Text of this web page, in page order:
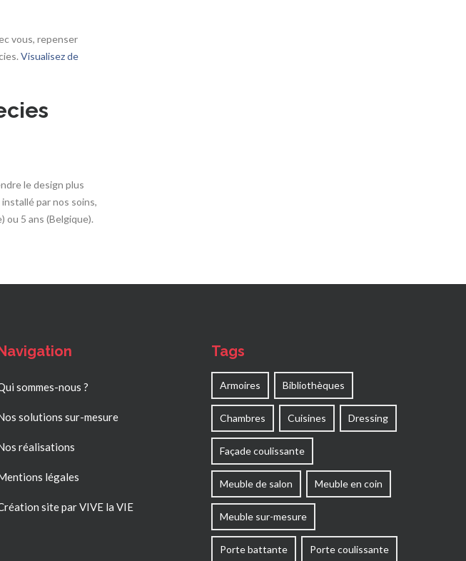
vous, repenser
Visualisez de
le design plus
par nos soins,
ou 5 ans (Belgique).
Navigation
sommes-nous ?
solutions sur-mesure
réalisations
légales
site par VIVE la VIE
Tags
Armoires Bibliothèques
Chambres Cuisines Dressing
Façade coulissante
Meuble de salon Meuble en coin
Meuble sur-mesure
Porte battante Porte coulissante